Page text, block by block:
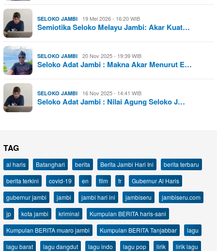
SELOKO JAMBI 19 Mei 2026 - 16:20 WIB
Semiotika Seloko Melayu Jambi: Akar Kuat…
SELOKO JAMBI 20 Nov 2025 - 19:39 WIB
Seloko Adat Jambi : Makna Akar Menurut E…
SELOKO JAMBI 16 Nov 2025 - 14:41 WIB
Seloko Adat Jambi : Nilai Agung Seloko J…
TAG
al haris Batanghari berita Berita Jambi Hari Ini
berita terbaru
berita terkini
covid-19 en film fr
Gubernur Al Haris
gubernur jambi
jambi jambi hari ini jambiseru
jambiseru.com
jp
kota jambi kriminal
Kumpulan BERITA haris-sani
Kumpulan BERITA muaro jambi
Kumpulan BERITA Tanjabbar
lagu
lagu barat
lagu dangdut lagu indo lagu pop lirik
lirik lagu